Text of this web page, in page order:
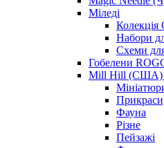
Міледі
Колекція
Набори
Схеми
Гобелени
Mill Hill (США)
Фауна
Різне
Пейзажі